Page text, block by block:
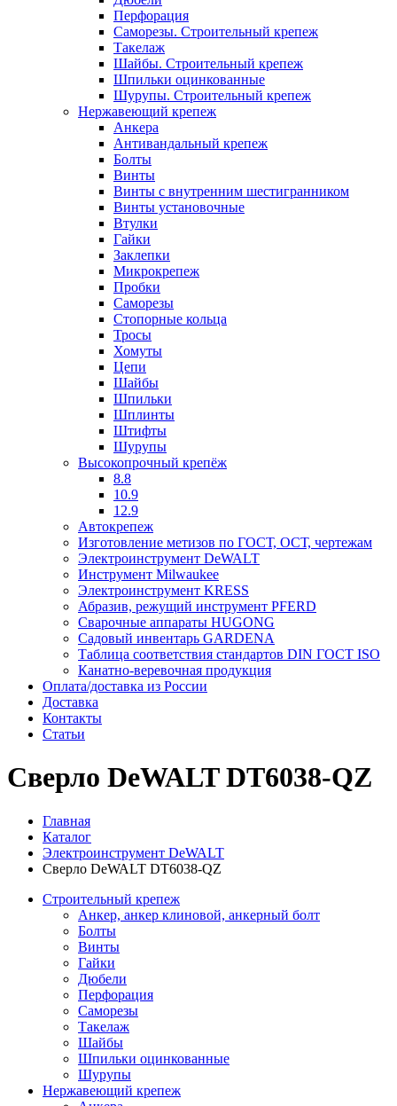
Перфорация
Саморезы. Строительный крепеж
Такелаж
Шайбы. Строительный крепеж
Шпильки оцинкованные
Шурупы. Строительный крепеж
Нержавеющий крепеж
Анкера
Антивандальный крепеж
Болты
Винты
Винты с внутренним шестигранником
Винты установочные
Втулки
Гайки
Заклепки
Микрокрепеж
Пробки
Саморезы
Стопорные кольца
Тросы
Хомуты
Цепи
Шайбы
Шпильки
Шплинты
Штифты
Шурупы
Высокопрочный крепёж
8.8
10.9
12.9
Автокрепеж
Изготовление метизов по ГОСТ, ОСТ, чертежам
Электроинструмент DeWALT
Инструмент Milwaukee
Электроинструмент KRESS
Абразив, режущий инструмент PFERD
Сварочные аппараты HUGONG
Садовый инвентарь GARDENA
Таблица соответствия стандартов DIN ГОСТ ISO
Канатно-веревочная продукция
Оплата/доставка из России
Доставка
Контакты
Статьи
Сверло DeWALT DT6038-QZ
Главная
Каталог
Электроинструмент DeWALT
Сверло DeWALT DT6038-QZ
Строительный крепеж
Анкер, анкер клиновой, анкерный болт
Болты
Винты
Гайки
Дюбели
Перфорация
Саморезы
Такелаж
Шайбы
Шпильки оцинкованные
Шурупы
Нержавеющий крепеж